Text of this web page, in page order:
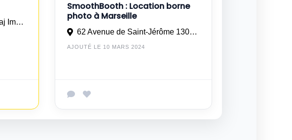
Bd 10 Mars Résidence Idmaj Imm 21 N° 3 à Casablanca
SmoothBooth : Location borne
photo à Marseille
62 Avenue de Saint-Jérôme 13013 Marseille
AJOUTÉ LE 10 MARS 2024